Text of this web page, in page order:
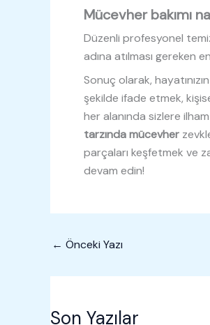
Mücevher bakımı
Düzenli profesyonel
adına atılması gereken
Sonuç olarak,
şekilde ifade etmek,
her alanında sizlere
tarzında mücevher
parçaları keşfetmek ve
devam edin!
← Önceki Yazı
Son Yazılar